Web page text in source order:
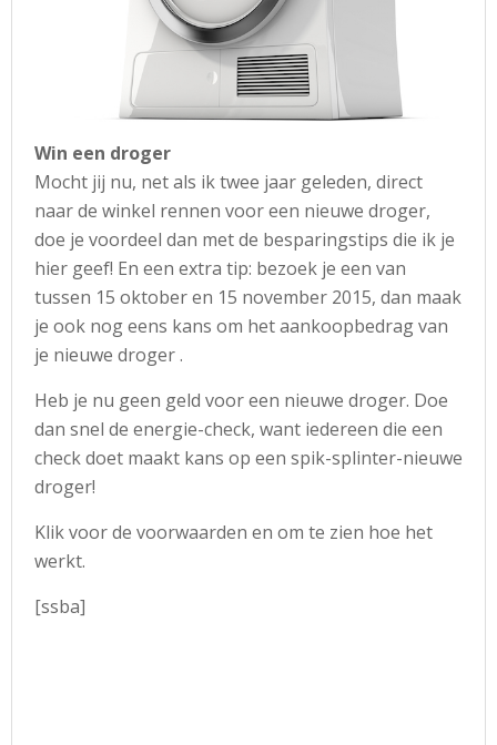
Win een droger
Mocht jij nu, net als ik twee jaar geleden, direct
naar de winkel rennen voor een nieuwe droger,
doe je voordeel dan met de besparingstips die ik je
hier geef! En een extra tip: bezoek je een van
tussen 15 oktober en 15 november 2015, dan maak
je ook nog eens kans om het aankoopbedrag van
je nieuwe droger .
Heb je nu geen geld voor een nieuwe droger. Doe
dan snel de energie-check, want iedereen die een
check doet maakt kans op een spik-splinter-nieuwe
droger!
Klik voor de voorwaarden en om te zien hoe het
werkt.
[ssba]